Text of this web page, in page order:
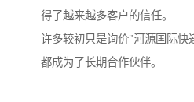
得了越来越多客户的信任。
许多较初只是询价"河源国际快
都成为了长期合作伙伴。